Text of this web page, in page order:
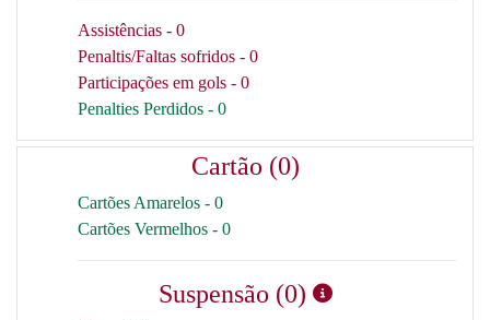
Assistências - 0
Penaltis/Faltas sofridos - 0
Participações em gols - 0
Penalties Perdidos - 0
Cartão (0)
Cartões Amarelos - 0
Cartões Vermelhos - 0
Suspensão (0)